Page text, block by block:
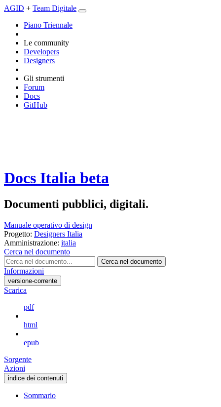
AGID + Team Digitale
Piano Triennale
Le community
Developers
Designers
Gli strumenti
Forum
Docs
GitHub
Docs Italia beta
Documenti pubblici, digitali.
Manuale operativo di design
Progetto: Designers Italia
Amministrazione: italia
Cerca nel documento
Cerca nel documento
Informazioni
versione-corrente
Scarica
pdf
html
epub
Sorgente
Azioni
indice dei contenuti
Sommario